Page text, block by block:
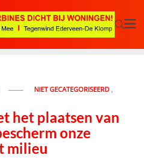
NIET GECATEGORISEERD ,
het plaatsen van
onze
milieu